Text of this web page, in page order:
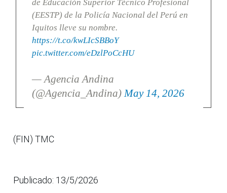
de Educación Superior Técnico Profesional
(EESTP) de la Policía Nacional del Perú en
Iquitos lleve su nombre.
https://t.co/kwLIcSBBoY
pic.twitter.com/eDzlPoCcHU
— Agencia Andina
(@Agencia_Andina) May 14, 2026
(FIN) TMC
Publicado: 13/5/2026